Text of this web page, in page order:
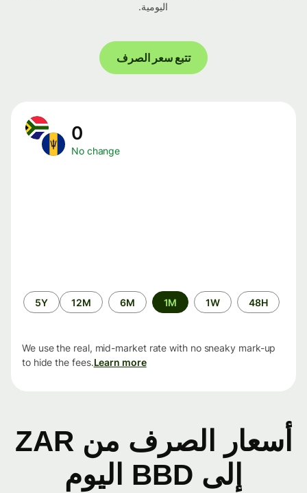
اليومية.
تتبع سعر الصرف
No change
الفترة
الزمنية
48H
1W
1M
6M
12M
5Y
We use the real, mid-market rate with no sneaky mark-up
to hide the fees.Learn more
أسعار الصرف من ZAR
إلى BBD اليوم